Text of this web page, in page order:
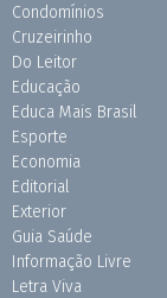
Condomínios
Cruzeirinho
Do Leitor
Educação
Educa Mais Brasil
Esporte
Economia
Editorial
Exterior
Guia Saúde
Informação Livre
Letra Viva